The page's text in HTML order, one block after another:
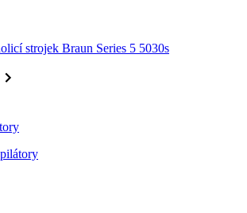
strojek Braun Series 5 5030s